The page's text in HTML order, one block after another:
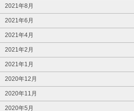
2021年8月
2021年6月
2021年4月
2021年2月
2021年1月
2020年12月
2020年11月
2020年5月